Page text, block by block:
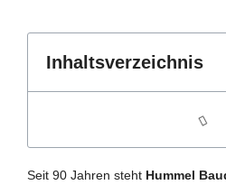
Inhaltsverzeichnis
Seit 90 Jahren steht Hummel